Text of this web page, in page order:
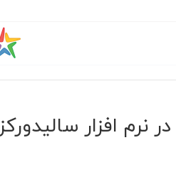
افزار سالیدورکز